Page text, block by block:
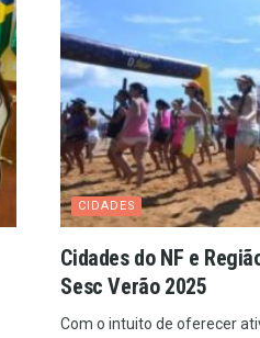
CIDADES
Cidades do NF e
Sesc Verão 2025
Com o intuito de oferecer